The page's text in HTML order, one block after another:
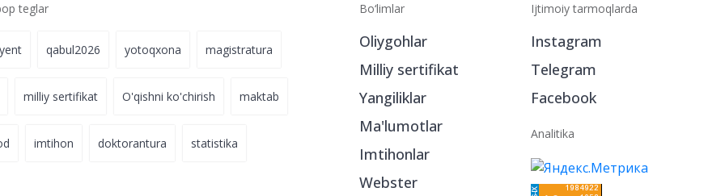
teglar
qabul2026 yotoqxona magistratura
milliy sertifikat O'qishni ko'chirish maktab
imtihon doktorantura statistika
Bo‘limlar
Oliygohlar
Milliy sertifikat
Yangiliklar
Ma'lumotlar
Imtihonlar
Webster
Ijtimoiy tarmoqlarda
Instagram
Telegram
Facebook
Analitika